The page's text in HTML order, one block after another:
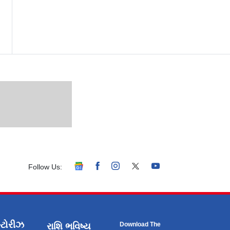
Follow Us:
રાશિ ભવિષ્ય
Download The